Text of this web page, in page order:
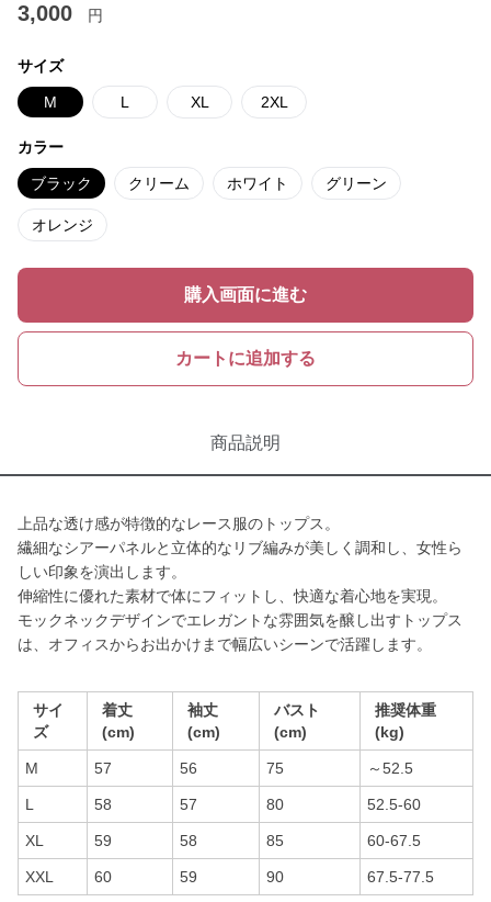
3,000 円
サイズ
M L XL 2XL
カラー
ブラック クリーム ホワイト グリーン
オレンジ
購入画面に進む
カートに追加する
商品説明
上品な透け感が特徴的なレース服のトップス。
繊細なシアーパネルと立体的なリブ編みが美しく調和し、女性ら
しい印象を演出します。
伸縮性に優れた素材で体にフィットし、快適な着心地を実現。
モックネックデザインでエレガントな雰囲気を醸し出すトップス
は、オフィスからお出かけまで幅広いシーンで活躍します。
サイ
ズ
着丈
(cm)
袖丈
(cm)
バスト
(cm)
推奨体重
(kg)
M 57 56 75 ～52.5
L 58 57 80 52.5-60
XL 59 58 85 60-67.5
XXL 60 59 90 67.5-77.5